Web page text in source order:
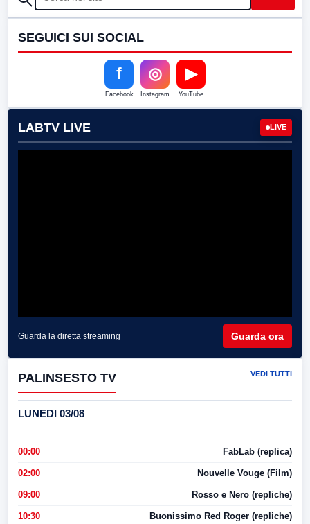
SEGUICI SUI SOCIAL
f
Facebook
◎
Instagram
▶
YouTube
LABTV LIVE LIVE
Guarda la diretta streaming Guarda ora
PALINSESTO TV VEDI TUTTI
LUNEDI 03/08
00:00 FabLab (replica)
02:00 Nouvelle Vouge (Film)
09:00 Rosso e Nero (repliche)
10:30 Buonissimo Red Roger (repliche)